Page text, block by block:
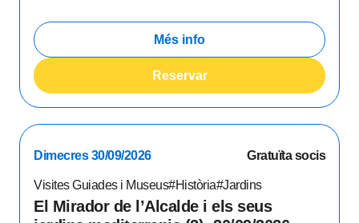
Més info
Reservar
Dimecres 30/09/2026 Gratuïta socis
Visites Guiades i Museus#Història#Jardins
El Mirador de l’Alcalde i els seus